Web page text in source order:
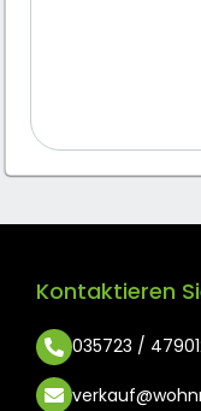
Kontaktieren
035723 /